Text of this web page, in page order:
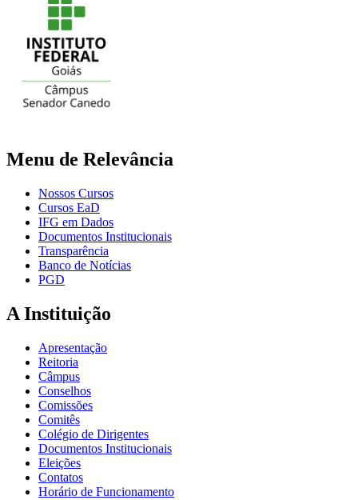
Menu de Relevância
Nossos Cursos
Cursos EaD
IFG em Dados
Documentos Institucionais
Transparência
Banco de Notícias
PGD
A Instituição
Apresentação
Reitoria
Câmpus
Conselhos
Comissões
Comitês
Colégio de Dirigentes
Documentos Institucionais
Eleições
Contatos
Horário de Funcionamento